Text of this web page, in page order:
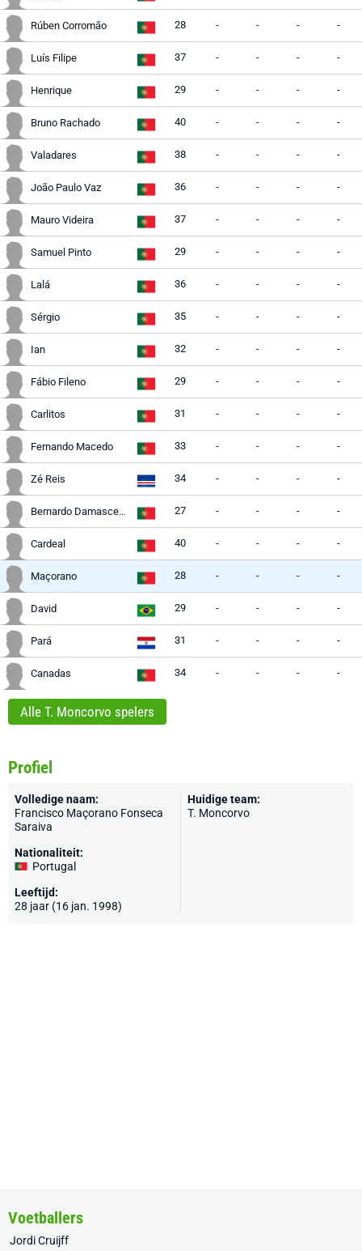
Rúben Corromão 28 - - - -
Luís Filipe 37 - - - -
Henrique 29 - - - -
Bruno Rachado 40 - - - -
Valadares 38 - - - -
João Paulo Vaz 36 - - - -
Mauro Videira 37 - - - -
Samuel Pinto 29 - - - -
Lalá 36 - - - -
Sérgio 35 - - - -
Ian 32 - - - -
Fábio Fileno 29 - - - -
Carlitos 31 - - - -
Fernando Macedo 33 - - - -
Zé Reis 34 - - - -
Bernardo Damasceno 27 - - - -
Cardeal 40 - - - -
Maçorano 28 - - - -
David 29 - - - -
Pará 31 - - - -
Canadas 34 - - - -
Alle T. Moncorvo spelers
Profiel
Volledige naam:
Francisco Maçorano Fonseca
Saraiva
Nationaliteit:
Portugal
Leeftijd:
28 jaar (16 jan. 1998)
Huidige team:
T. Moncorvo
Voetballers
Jordi Cruijff